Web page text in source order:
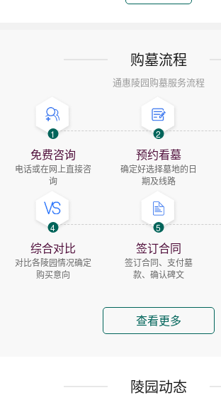
购墓流程
通惠陵园购墓服务流程
1
免费咨询
电话或在网上直接咨
询
2
预约看墓
确定好选择墓地的日
期及线路
4
综合对比
对比各陵园情况确定
购买意向
5
签订合同
签订合同、支付墓
款、确认碑文
查看更多
陵园动态